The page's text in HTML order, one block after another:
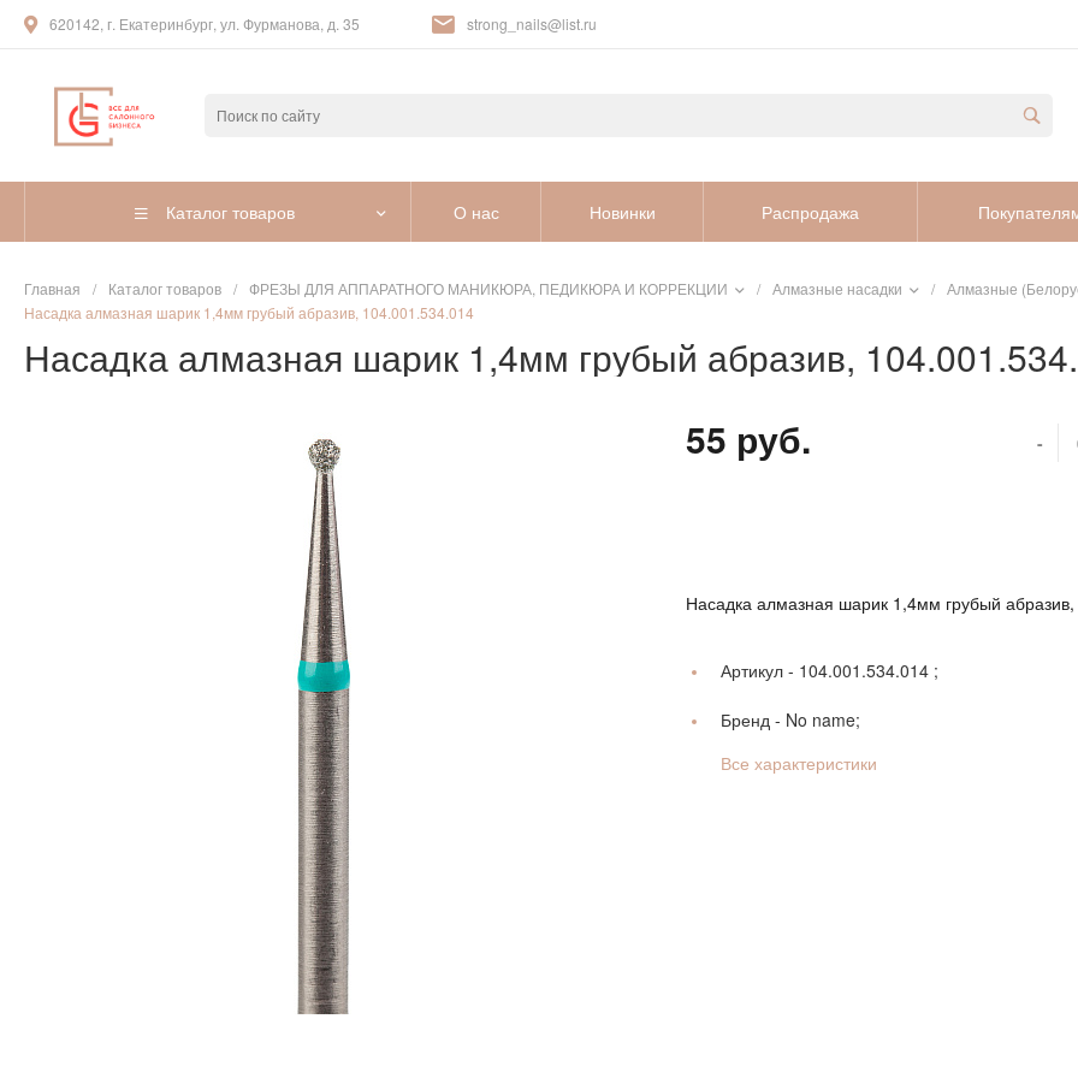
620142, г. Екатеринбург, ул. Фурманова, д. 35 strong_nails@list.ru
Каталог товаров О нас Новинки Распродажа
Главная / Каталог товаров / ФРЕЗЫ ДЛЯ АППАРАТНОГО МАНИКЮРА, ПЕДИКЮРА И КОРРЕКЦИИ / Алмазные насадки / Алмазные
Насадка алмазная шарик 1,4мм грубый абразив, 104.001.534.014
Насадка алмазная шарик 1,4мм грубый абразив,
55 руб.
-
Насадка алмазная шарик 1,4мм грубый
Артикул - 104.001.534.014 ;
Бренд - No name;
Все характеристики